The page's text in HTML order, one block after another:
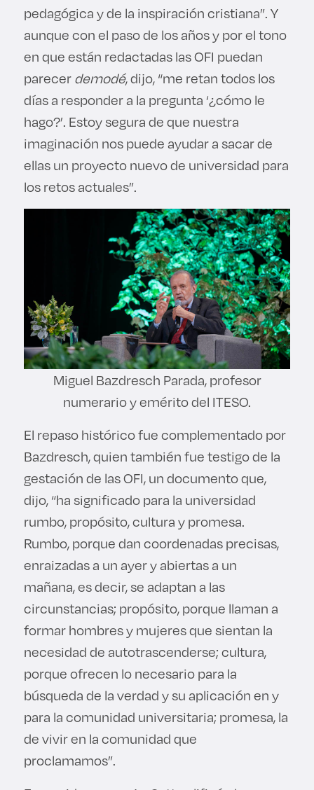
pedagógica y de la inspiración cristiana”. Y
aunque con el paso de los años y por el tono
en que están redactadas las OFI puedan
parecerdemodé, dijo, “me retan todos los
días a responder a la pregunta ‘¿cómo le
hago?’. Estoy segura de que nuestra
imaginación nos puede ayudar a sacar de
ellas un proyecto nuevo de universidad para
los retos actuales”.
Miguel Bazdresch Parada, profesor
numerario y emérito del ITESO.
El repaso histórico fue complementado por
Bazdresch, quien también fue testigo de la
gestación de las OFI, un documento que,
dijo, “ha significado para la universidad
rumbo, propósito, cultura y promesa.
Rumbo, porque dan coordenadas precisas,
enraizadas a un ayer y abiertas a un
mañana, es decir, se adaptan a las
circunstancias; propósito, porque llaman a
formar hombres y mujeres que sientan la
necesidad de autotrascenderse; cultura,
porque ofrecen lo necesario para la
búsqueda de la verdad y su aplicación en y
para la comunidad universitaria; promesa, la
de vivir en la comunidad que
proclamamos”.